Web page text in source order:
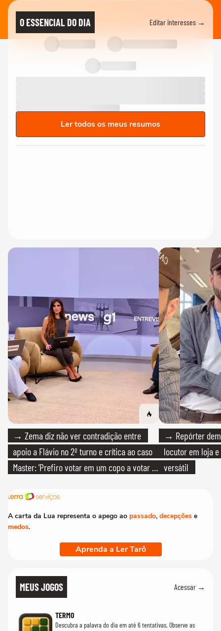
O ESSENCIAL DO DIA Editar interesses →
Ler todos os meus resumos
→ Zema diz não ver contradição entre
apoio a Flávio no 2º turno e crítica ao caso
Master: 'Prefiro votar em um copo a votar no
→ Repórter
locutor em loja
versátil
A carta da Lua representa o apego ao passado, decepções e
medos.
Aprenda a Ler Tarô
MEUS JOGOS Acessar →
TERMO
Descubra a palavra do dia em até 6 tentativas. Observe as